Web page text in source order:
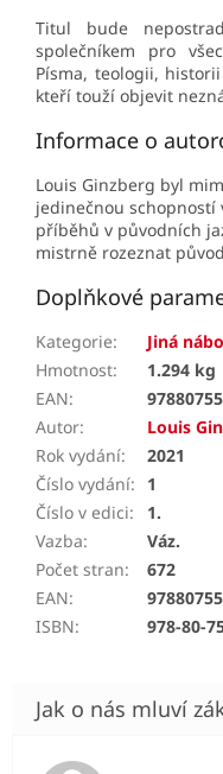
Titul bude
společníkem pro
Písma, teologii,
kteří touží objevit
Informace o
Louis Ginzberg byl
jedinečnou schopností
příběhů v původních
mistrně rozeznat
Doplňkové
Kategorie: Jiná
Hmotnost:
1.294 kg
EAN:
Autor:
Louis
Rok vydání:
2021
Číslo vydání:
1
Číslo v edici:
1.
Vazba:
Váz.
Počet stran:
672
EAN:
ISBN: 978-80-